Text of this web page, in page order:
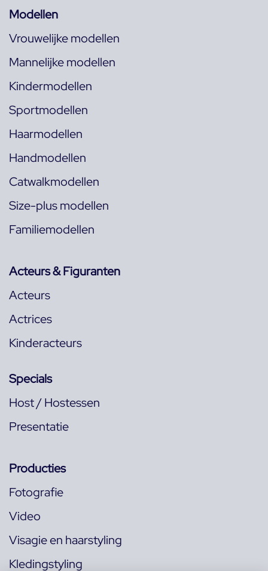
Modellen
Vrouwelijke modellen
Mannelijke modellen
Kindermodellen
Sportmodellen
Haarmodellen
Handmodellen
Catwalkmodellen
Size-plus modellen
Familiemodellen
Acteurs & Figuranten
Acteurs
Actrices
Kinderacteurs
Specials
Host / Hostessen
Presentatie
Producties
Fotografie
Video
Visagie en haarstyling
Kledingstyling